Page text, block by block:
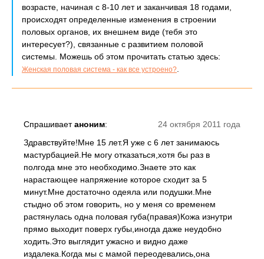
возрасте, начиная с 8-10 лет и заканчивая 18 годами,
происходят определенные изменения в строении
половых органов, их внешнем виде (тебя это
интересует?), связанные с развитием половой
системы. Можешь об этом прочитать статью здесь:
Женская половая система - как все устроено?
24 октября 2011 года
Спрашиваетаноним:
Здравствуйте!Мне 15 лет.Я уже с 6 лет занимаюсь
мастурбацией.Не могу отказаться,хотя бы раз в
полгода мне это необходимо.Знаете это как
нарастающее напряжение которое сходит за 5
минут.Мне достаточно одеяла или подушки.Мне
стыдно об этом говорить, но у меня со временем
растянулась одна половая губа(правая)Кожа изнутри
прямо выходит поверх губы,иногда даже неудобно
ходить.Это выглядит ужасно и видно даже
издалека.Когда мы с мамой переодевались,она